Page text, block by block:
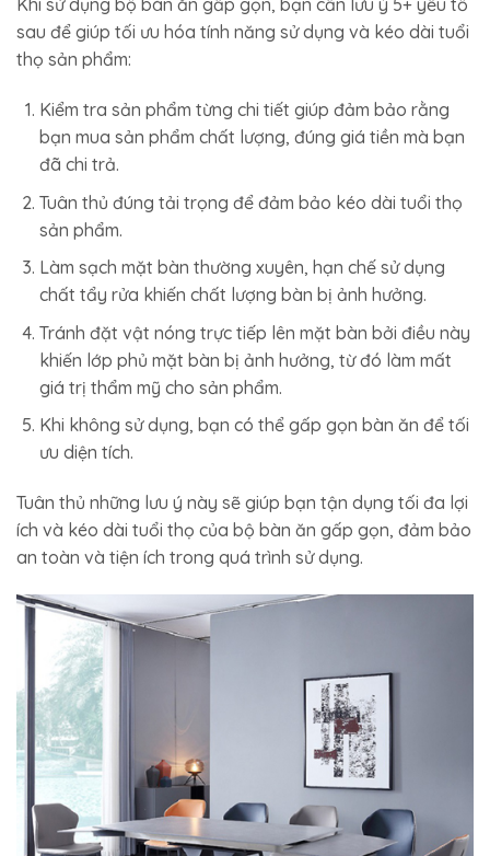
Khi sử dụng bộ bàn ăn gấp gọn, bạn cần lưu ý 5+ yếu tố
sau để giúp tối ưu hóa tính năng sử dụng và kéo dài tuổi
thọ sản phẩm:
Kiểm tra sản phẩm từng chi tiết giúp đảm bảo rằng
bạn mua sản phẩm chất lượng, đúng giá tiền mà bạn
đã chi trả.
Tuân thủ đúng tải trọng để đảm bảo kéo dài tuổi thọ
sản phẩm.
Làm sạch mặt bàn thường xuyên, hạn chế sử dụng
chất tẩy rửa khiến chất lượng bàn bị ảnh hưởng.
Tránh đặt vật nóng trực tiếp lên mặt bàn bởi điều này
khiến lớp phủ mặt bàn bị ảnh hưởng, từ đó làm mất
giá trị thẩm mỹ cho sản phẩm.
Khi không sử dụng, bạn có thể gấp gọn bàn ăn để tối
ưu diện tích.
Tuân thủ những lưu ý này sẽ giúp bạn tận dụng tối đa lợi
ích và kéo dài tuổi thọ của bộ bàn ăn gấp gọn, đảm bảo
an toàn và tiện ích trong quá trình sử dụng.